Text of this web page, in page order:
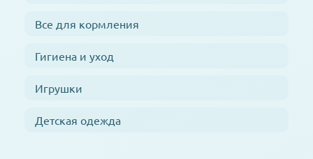
Все для кормления
Гигиена и уход
Игрушки
Детская одежда